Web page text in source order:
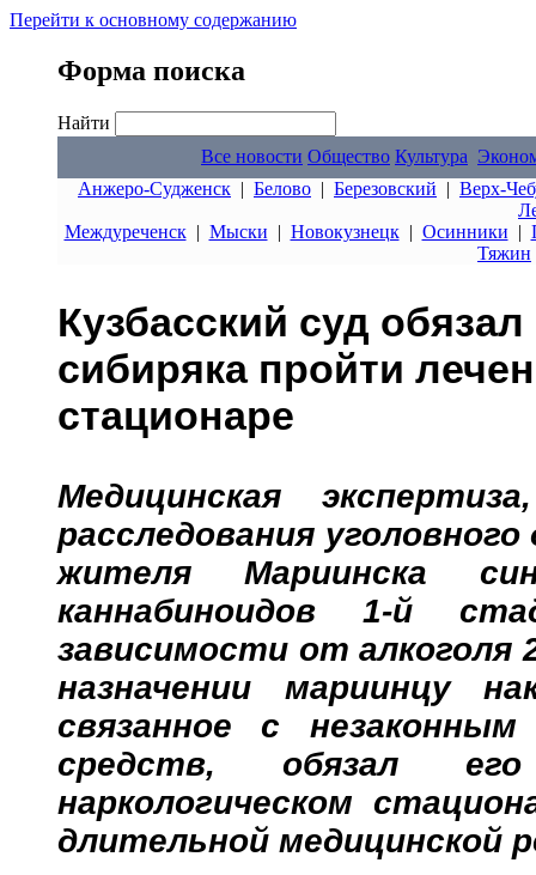
Перейти к основному содержанию
Форма поиска
Найти
Все новости Общество Культура
Анжеро-Судженск | Белово | Березовский | Верх-
Междуреченск| Мыски | Новокузнецк| Осинники |
Тяжин
Кузбасский суд
сибиряка пройти
стационаре
Медицинская
расследования
жителя Мариинска
каннабиноидов 1-й
зависимости от алкоголя
назначении мариинцу
связанное с
средств, обязал
наркологическом
длительной медицинской